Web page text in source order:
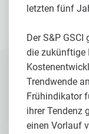
letzten fünf
Der S&P
die zukünftige
Trendwende
Frühindikator
ihrer Tendenz
einen Vorlauf